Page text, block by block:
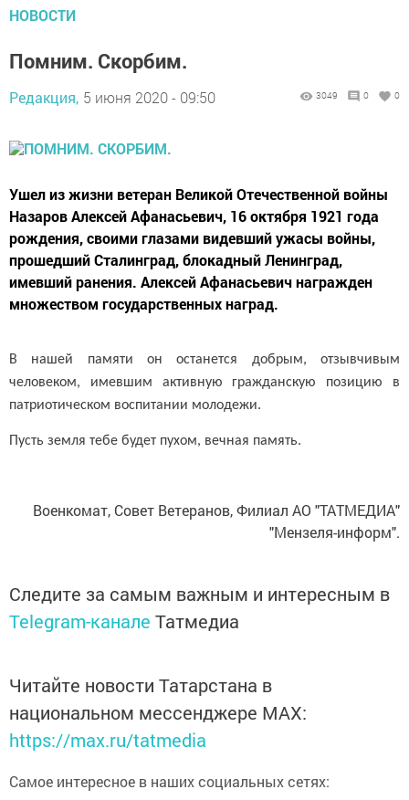
НОВОСТИ
Помним. Скорбим.
Редакция, 5 июня 2020 - 09:50 3049 0 0
Ушел из жизни ветеран Великой Отечественной войны
Назаров Алексей Афанасьевич, 16 октября 1921 года
рождения, своими глазами видевший ужасы войны,
прошедший Сталинград, блокадный Ленинград,
имевший ранения. Алексей Афанасьевич награжден
множеством государственных наград.
В нашей памяти он останется добрым, отзывчивым
человеком, имевшим активную гражданскую позицию в
патриотическом воспитании молодежи.
Пусть земля тебе будет пухом, вечная память.
Военкомат, Совет Ветеранов, Филиал АО "ТАТМЕДИА"
"Мензеля-информ".
Следите за самым важным и интересным в
Telegram-канале Татмедиа
Читайте новости Татарстана в
национальном мессенджере MАХ:
https://max.ru/tatmedia
Самое интересное в наших социальных сетях: